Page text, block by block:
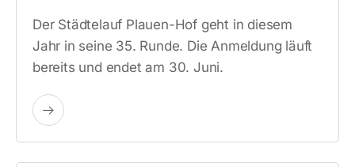
Der Städtelauf Plauen-Hof geht in diesem
Jahr in seine 35. Runde. Die Anmeldung läuft
bereits und endet am 30. Juni.